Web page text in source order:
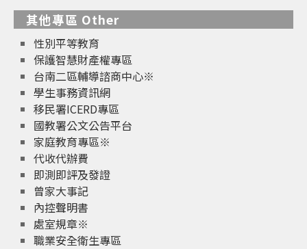
其他專區 Other
性別平等教育
保護智慧財產權專區
台南二區輔導諮商中心※
學生事務資訊網
移民署ICERD專區
國教署公文公告平台
家庭教育專區※
代收代辦費
即測即評及發證
曾家大事記
內控聲明書
處室規章※
職業安全衛生專區